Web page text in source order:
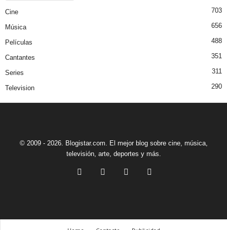
Cine 703
Música 656
Películas 488
Cantantes 351
Series 311
Television 290
© 2009 - 2026. Blogistar.com. El mejor blog sobre cine, música,
televisión, arte, deportes y más.